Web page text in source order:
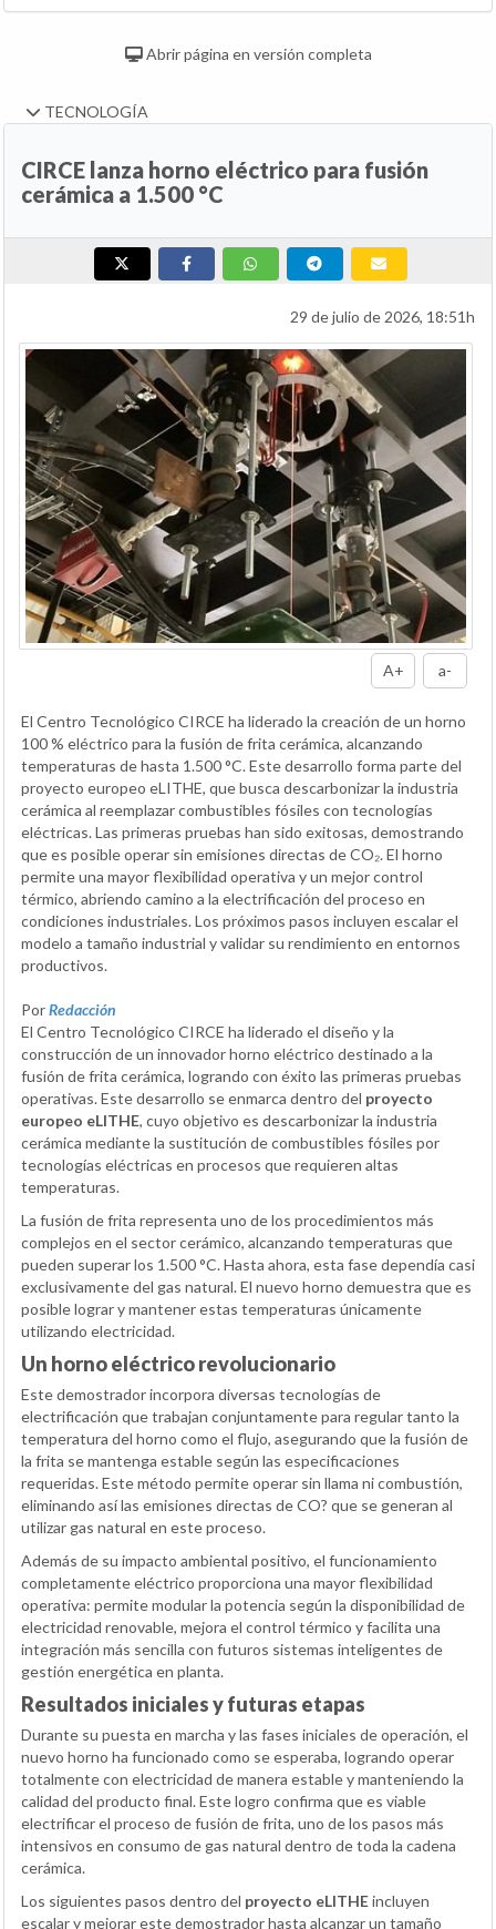
Abrir página en versión completa
TECNOLOGÍA
CIRCE lanza horno eléctrico para fusión
cerámica a 1.500 °C
29 de julio de 2026, 18:51h
A+ a-
El Centro Tecnológico CIRCE ha liderado la creación de un horno
100 % eléctrico para la fusión de frita cerámica, alcanzando
temperaturas de hasta 1.500 °C. Este desarrollo forma parte del
proyecto europeo eLITHE, que busca descarbonizar la industria
cerámica al reemplazar combustibles fósiles con tecnologías
eléctricas. Las primeras pruebas han sido exitosas, demostrando
que es posible operar sin emisiones directas de CO₂. El horno
permite una mayor flexibilidad operativa y un mejor control
térmico, abriendo camino a la electrificación del proceso en
condiciones industriales. Los próximos pasos incluyen escalar el
modelo a tamaño industrial y validar su rendimiento en entornos
productivos.
PorRedacción
El Centro Tecnológico CIRCE ha liderado el diseño y la
construcción de un innovador horno eléctrico destinado a la
fusión de frita cerámica, logrando con éxito las primeras pruebas
operativas. Este desarrollo se enmarca dentro del proyecto
europeo eLITHE, cuyo objetivo es descarbonizar la industria
cerámica mediante la sustitución de combustibles fósiles por
tecnologías eléctricas en procesos que requieren altas
temperaturas.
La fusión de frita representa uno de los procedimientos más
complejos en el sector cerámico, alcanzando temperaturas que
pueden superar los 1.500 °C. Hasta ahora, esta fase dependía casi
exclusivamente del gas natural. El nuevo horno demuestra que es
posible lograr y mantener estas temperaturas únicamente
utilizando electricidad.
Un horno eléctrico revolucionario
Este demostrador incorpora diversas tecnologías de
electrificación que trabajan conjuntamente para regular tanto la
temperatura del horno como el flujo, asegurando que la fusión de
la frita se mantenga estable según las especificaciones
requeridas. Este método permite operar sin llama ni combustión,
eliminando así las emisiones directas de CO? que se generan al
utilizar gas natural en este proceso.
Además de su impacto ambiental positivo, el funcionamiento
completamente eléctrico proporciona una mayor flexibilidad
operativa: permite modular la potencia según la disponibilidad de
electricidad renovable, mejora el control térmico y facilita una
integración más sencilla con futuros sistemas inteligentes de
gestión energética en planta.
Resultados iniciales y futuras etapas
Durante su puesta en marcha y las fases iniciales de operación, el
nuevo horno ha funcionado como se esperaba, logrando operar
totalmente con electricidad de manera estable y manteniendo la
calidad del producto final. Este logro confirma que es viable
electrificar el proceso de fusión de frita, uno de los pasos más
intensivos en consumo de gas natural dentro de toda la cadena
cerámica.
Los siguientes pasos dentro del proyecto eLITHEincluyen
escalar y mejorar este demostrador hasta alcanzar un tamaño